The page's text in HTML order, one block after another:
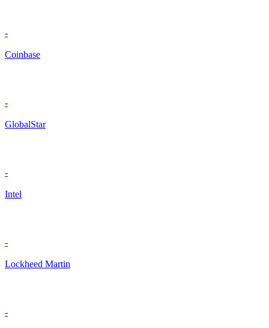
-
Coinbase
-
GlobalStar
-
Intel
-
Lockheed Martin
-